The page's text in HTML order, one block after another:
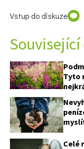
Vstup do diskuze
Tyto
Celé